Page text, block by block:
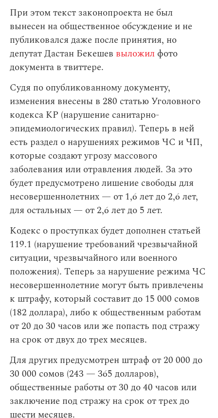
При этом текст законопроекта не был
вынесен на общественное обсуждение и не
публиковался даже после принятия, но
депутат Дастан Бекешев выложил фото
документа в твиттере.
Судя по опубликованному документу,
изменения внесены в 280 статью Уголовного
кодекса КР (нарушение санитарно-
эпидемиологических правил). Теперь в ней
есть раздел о нарушениях режимов ЧС и ЧП,
которые создают угрозу массового
заболевания или отравления людей. За это
будет предусмотрено лишение свободы для
несовершеннолетних — от 1,6 лет до 2,6 лет,
для остальных — от 2,6 лет до 5 лет.
Кодекс о проступках будет дополнен статьей
119.1 (нарушение требований чрезвычайной
ситуации, чрезвычайного или военного
положения). Теперь за нарушение режима ЧС
несовершеннолетние могут быть привлечены
к штрафу, который составит до 15 000 сомов
(182 доллара), либо к общественным работам
от 20 до 30 часов или же попасть под стражу
на срок от двух до трех месяцев.
Для других предусмотрен штраф от 20 000 до
30 000 сомов (243 — 365 долларов),
общественные работы от 30 до 40 часов или
заключение под стражу на срок от трех до
шести месяцев.